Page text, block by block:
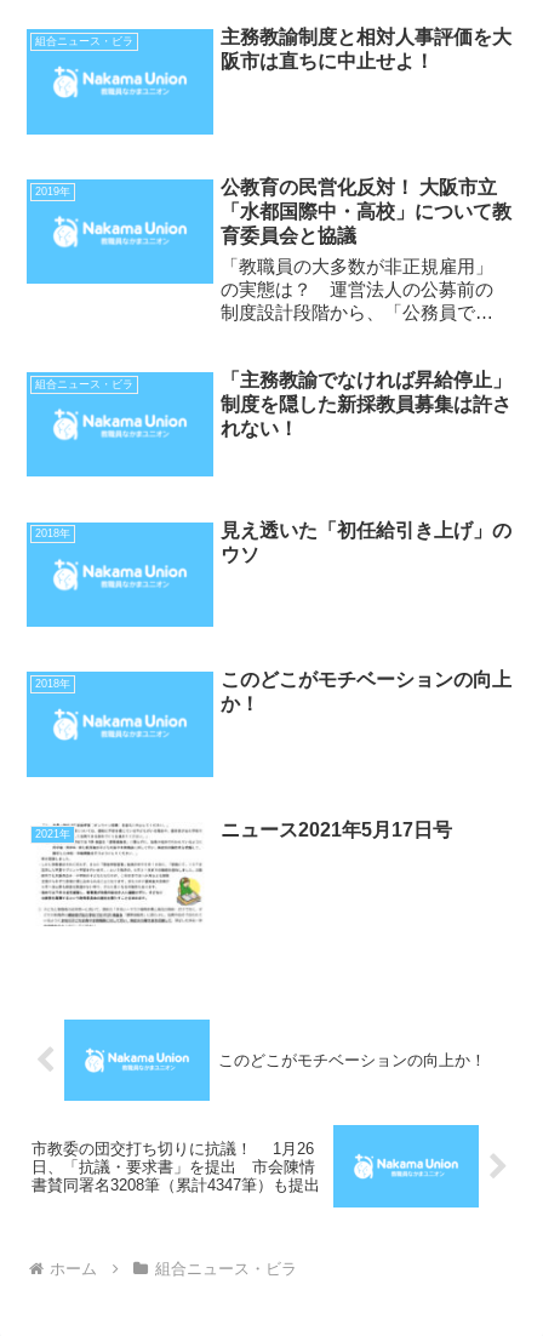
組合ニュース・ビラ
主務教諭制度と相対人事評価を大
阪市は直ちに中止せよ！
2019年
公教育の民営化反対！ 大阪市立
「水都国際中・高校」について教
育委員会と協議
「教職員の大多数が非正規雇用」
の実態は？ 運営法人の公募前の
制度設計段階から、「公務員では
げ、ネイティブスピーカーの教員
も複数が雇用されている。•大阪市
の維新市政は、地下鉄や水道だ
組合ニュース・ビラ
「主務教諭でなければ昇給停止」
制度を隠した新採教員募集は許さ
れない！
2018年
見え透いた「初任給引き上げ」の
ウソ
2018年
このどこがモチベーションの向上
か！
2021年 ニュース2021年5月17日号
このどこがモチベーションの向上か！
市教委の団交打ち切りに抗議！ 1月26
日、「抗議・要求書」を提出 市会陳情
書賛同署名3208筆（累計4347筆）も提出
ホーム 組合ニュース・ビラ